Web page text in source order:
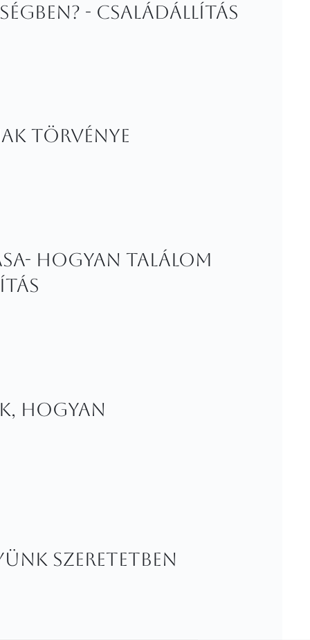
- családállítás
törvénye
Hogyan találom
hogyan
szeretetben